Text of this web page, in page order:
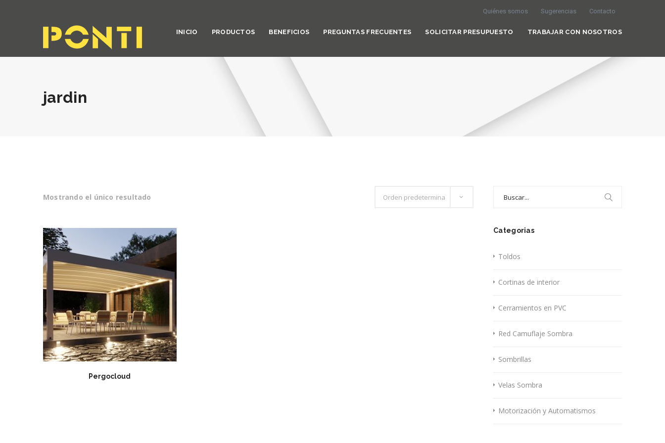
Quiénes somos Sugerencias Contacto
INICIO PRODUCTOS BENEFICIOS PREGUNTAS FRECUENTES SOLICITAR PRESUPUESTO TRABAJAR CON NOSOTROS
jardin
Mostrando el único resultado
Pergocloud
Categorias
Toldos
Cortinas de interior
Cerramientos en PVC
Red Camuflaje Sombra
Sombrillas
Velas Sombra
Motorización y Automatismos